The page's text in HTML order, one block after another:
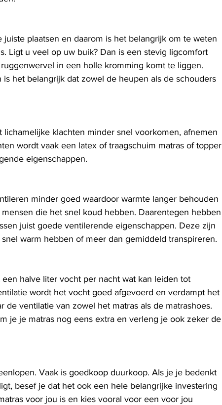
plaatsen en daarom is het belangrijk om te weten
Ligt u veel op uw buik? Dan is een stevig ligcomfort
in een holle kromming komt te liggen.
het belangrijk dat zowel de heupen als de schouders
lichamelijke klachten minder snel voorkomen, afnemen
wordt vaak een latex of traagschuim matras of topper
eigenschappen.
minder goed waardoor warmte langer behouden
die het snel koud hebben. Daarentegen hebben
juist goede ventilerende eigenschappen. Deze zijn
warm hebben of meer dan gemiddeld transpireren.
halve liter vocht per nacht wat kan leiden tot
wordt het vocht goed afgevoerd en verdampt het
de ventilatie van zowel het matras als de matrashoes.
je je matras nog eens extra en verleng je ook zeker de
Vaak is goedkoop duurkoop. Als je je bedenkt
besef je dat het ook een hele belangrijke investering
voor jou is en kies vooral voor een voor jou